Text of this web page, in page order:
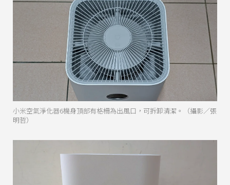
小米空氣淨化器6機身頂部有格柵為出風口，可拆卸清潔。（攝影／張
明哲）